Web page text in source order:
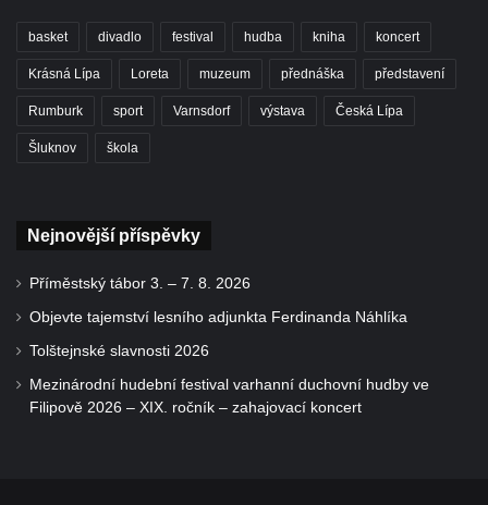
basket divadlo festival hudba kniha koncert
Krásná Lípa Loreta muzeum přednáška představení
Rumburk sport Varnsdorf výstava Česká Lípa
Šluknov škola
Nejnovější příspěvky
Příměstský tábor 3. – 7. 8. 2026
Objevte tajemství lesního adjunkta Ferdinanda Náhlíka
Tolštejnské slavnosti 2026
Mezinárodní hudební festival varhanní duchovní hudby ve
Filipově 2026 – XIX. ročník – zahajovací koncert